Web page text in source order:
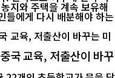
지와 주택을 계속 보유해
들에게 다시 배분해야 하는
국 교육, 저출산이 바꾸